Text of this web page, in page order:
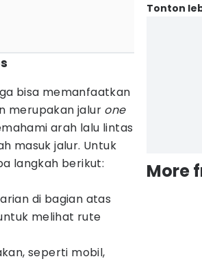
bisa memanfaatkan
merupakan jalur one
arah lalu lintas
masuk jalur. Untuk
langkah berikut:
di bagian atas
melihat rute
seperti mobil,
Tonton
More